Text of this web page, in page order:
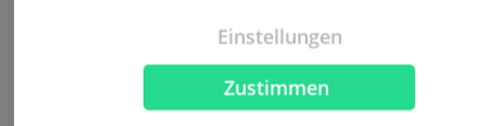
Technologie- und
Funktionalitätsdienstleister:
Zustimmen
Einstellungen